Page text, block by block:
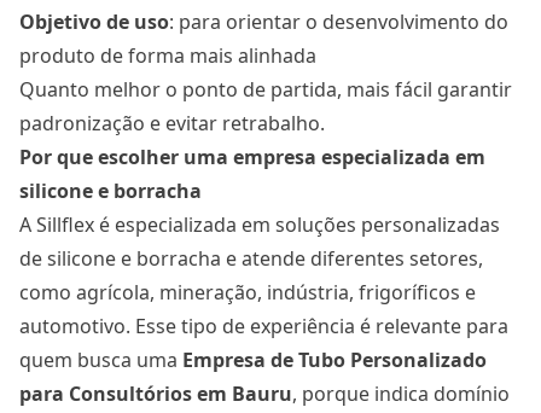
Objetivo de uso: para orientar o desenvolvimento do
produto de forma mais alinhada
Quanto melhor o ponto de partida, mais fácil garantir
padronização e evitar retrabalho.
Por que escolher uma empresa especializada em
silicone e borracha
A Sillflex é especializada em soluções personalizadas
de silicone e borracha e atende diferentes setores,
como agrícola, mineração, indústria, frigoríficos e
automotivo. Esse tipo de experiência é relevante para
quem busca uma Empresa de Tubo Personalizado
para Consultóriosem Bauru, porque indica domínio